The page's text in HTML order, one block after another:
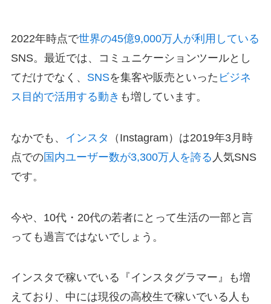
2022年時点で世界の45億9,000万人が利用している
SNS。最近では、コミュニケーションツールとし
てだけでなく、 SNSを集客や販売といった ビジネ
ス目的で活用する動き も増しています。
なかでも、 インスタ
（Instagram）は2019年3月時
点での国内ユーザー数が3,300万人を誇る 人気SNS
です。
今や、10代・20代の若者にとって生活の一部と言
っても過言ではないでしょう。
インスタで稼いでいる『インスタグラマー』も増
えており、中には現役の高校生で稼いでいる人も